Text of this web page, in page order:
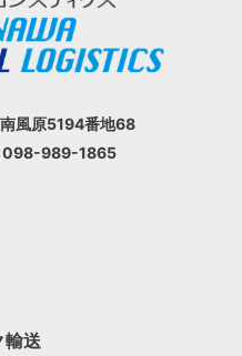
風原5194番地68
098-989-1865
輸送